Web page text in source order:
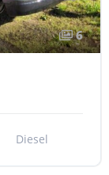
6
Diesel